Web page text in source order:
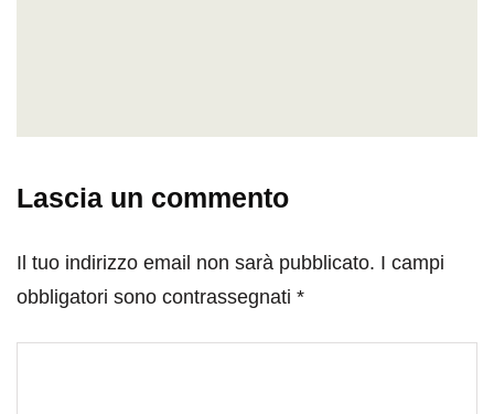
Lascia un commento
Il tuo indirizzo email non sarà pubblicato. I campi
obbligatori sono contrassegnati *